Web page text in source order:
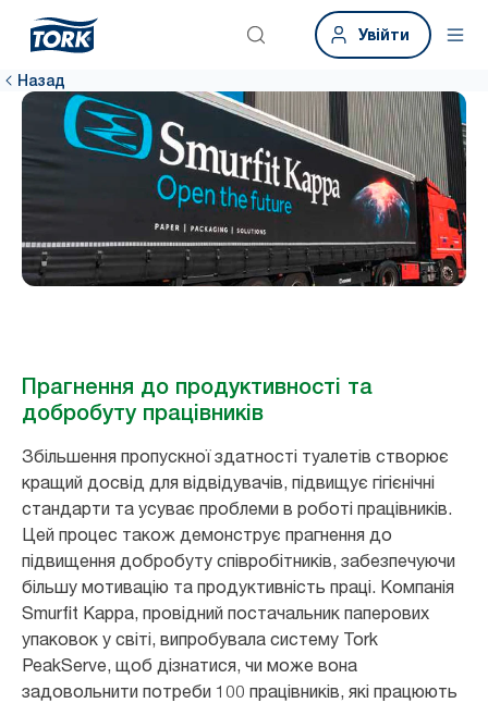
Увійти
Назад
Прагнення до продуктивності та
добробуту працівників
Збільшення пропускної здатності туалетів створює
кращий досвід для відвідувачів, підвищує гігієнічні
стандарти та усуває проблеми в роботі працівників.
Цей процес також демонструє прагнення до
підвищення добробуту співробітників, забезпечуючи
більшу мотивацію та продуктивність праці. Компанія
Smurfit Kappa, провідний постачальник паперових
упаковок у світі, випробувала систему Tork
PeakServe, щоб дізнатися, чи може вона
задовольнити потреби 100 працівників, які працюють